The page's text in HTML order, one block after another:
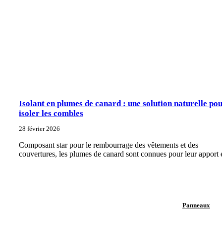
Isolant en plumes de canard : une solution naturelle
isoler les combles
28 février 2026
Composant star pour le rembourrage des vêtements et des
couvertures, les plumes de canard sont connues pour leur apport
Panneaux